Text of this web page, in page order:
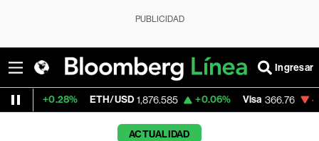
PUBLICIDAD
Ingresar
ETH/USD 1,876.585 +0.06% Visa 366.76 -0.77%
ACTUALIDAD